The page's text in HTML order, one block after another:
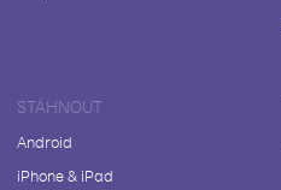
STÁHNOUT
Android
iPhone & iPad